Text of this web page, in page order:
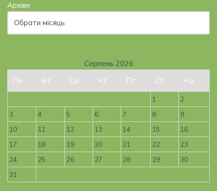
Архіви
Серпень 2026
Пн
Вт Ср Чт Пт Сб Нд
1
2
3
4 5 6 7 8
9
10
11 12 13 14 15
16
17
18 19 20 21 22
23
24
25 26 27 28 29
30
31